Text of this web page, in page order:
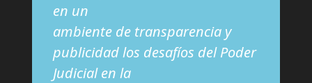
en un
ambiente de transparencia y
publicidad los desafíos del Poder
Judicial en la